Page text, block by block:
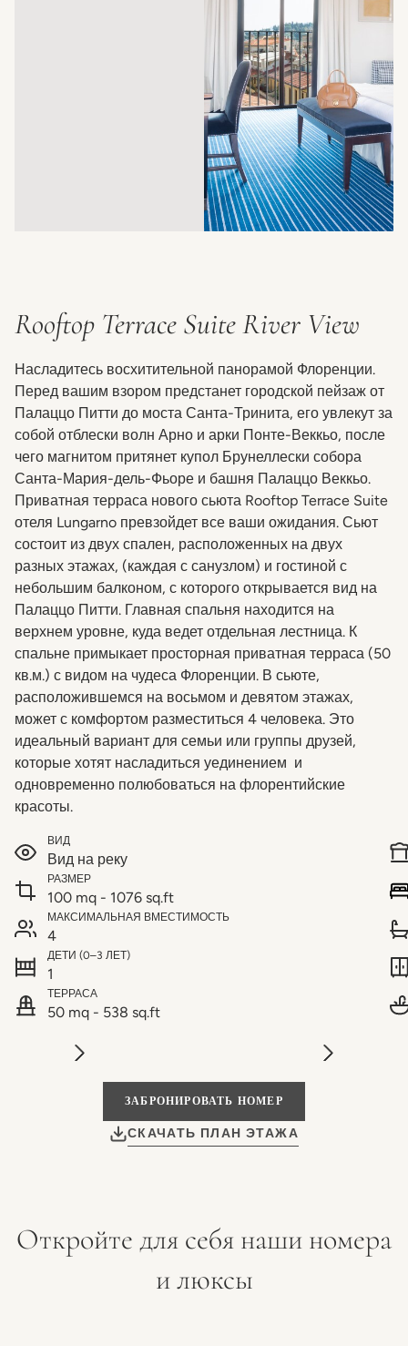
Rooftop Terrace Suite River View
Насладитесь восхитительной панорамой Флоренции.
Перед вашим взором предстанет городской пейзаж от
Палаццо Питти до моста Санта-Тринита, его увлекут за
собой отблески волн Арно и арки Понте-Веккьо, после
чего магнитом притянет купол Брунеллески собора
Санта-Мария-дель-Фьоре и башня Палаццо Веккьо.
Приватная терраса нового сьюта Rooftop Terrace Suite
отеля Lungarno превзойдет все ваши ожидания. Сьют
состоит из двух спален, расположенных на двух
разных этажах, (каждая с санузлом) и гостиной с
небольшим балконом, с которого открывается вид на
Палаццо Питти. Главная спальня находится на
верхнем уровне, куда ведет отдельная лестница. К
спальне примыкает просторная приватная терраса (50
кв.м.) с видом на чудеса Флоренции. В сьюте,
расположившемся на восьмом и девятом этажах,
может с комфортом разместиться 4 человека. Это
идеальный вариант для семьи или группы друзей,
которые хотят насладиться уединением и
одновременно полюбоваться на флорентийские
красоты.
ВИД
Вид на реку
РАЗМЕР
100 mq - 1076 sq.ft
МАКСИМАЛЬНАЯ ВМЕСТИМОСТЬ
4
ДЕТИ (0–3 ЛЕТ)
1
ТЕРРАСА
50 mq - 538 sq.ft
ЗАБРОНИРОВАТЬ НОМЕР
СКАЧАТЬ ПЛАН ЭТАЖА
Откройте для себя наши номера
и люксы